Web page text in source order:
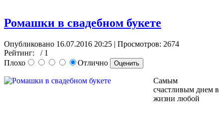
Ромашки в свадебном букете
Опубликовано 16.07.2016 20:25 | Просмотров: 2674
Рейтинг:
/ 1
Плохо
Отлично
Самым
счастливым днем в
жизни любой